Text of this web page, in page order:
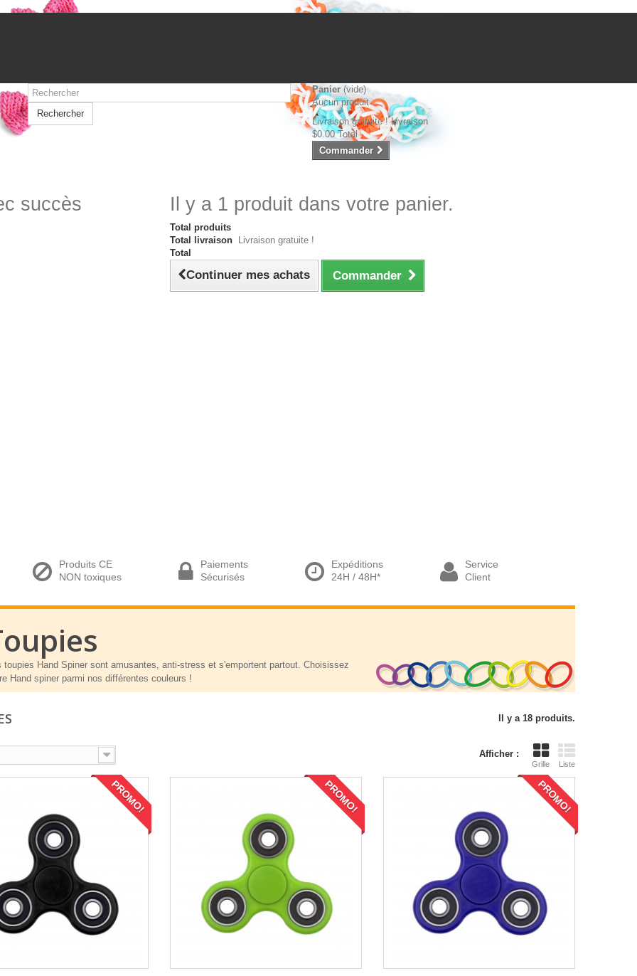
Rechercher
Panier (vide)
Aucun produit
Livraison gratuite !Livraison
$0.00 Total
Commander
succès Il y a 1 produit dans votre panier.
Total produits
Total livraison
Livraison gratuite !
Total
Continuer mes achats Commander
Produits CE
NON toxiques
Paiements
Sécurisés
Expéditions
24H / 48H*
Service
Client
toupies Hand Spiner sont amusantes, anti-stress et s'emportent partout. Choisissez
Hand spiner parmi nos différentes couleurs !
Il y a 18 produits.
Afficher :
Grille Liste
PROMO! PROMO! PROMO!